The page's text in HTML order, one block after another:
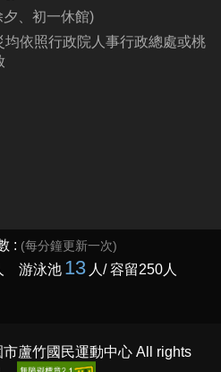
、初一休館)
依照行政院人事行政總處或桃
蘆竹國民運動中心 All rights